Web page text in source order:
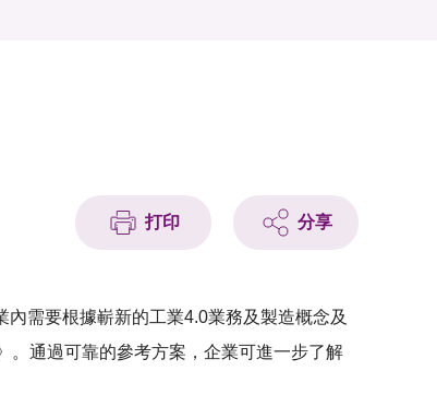
打印 分享
需要根據嶄新的工業4.0業務及製造概念及
。通過可靠的參考方案，企業可進一步了解